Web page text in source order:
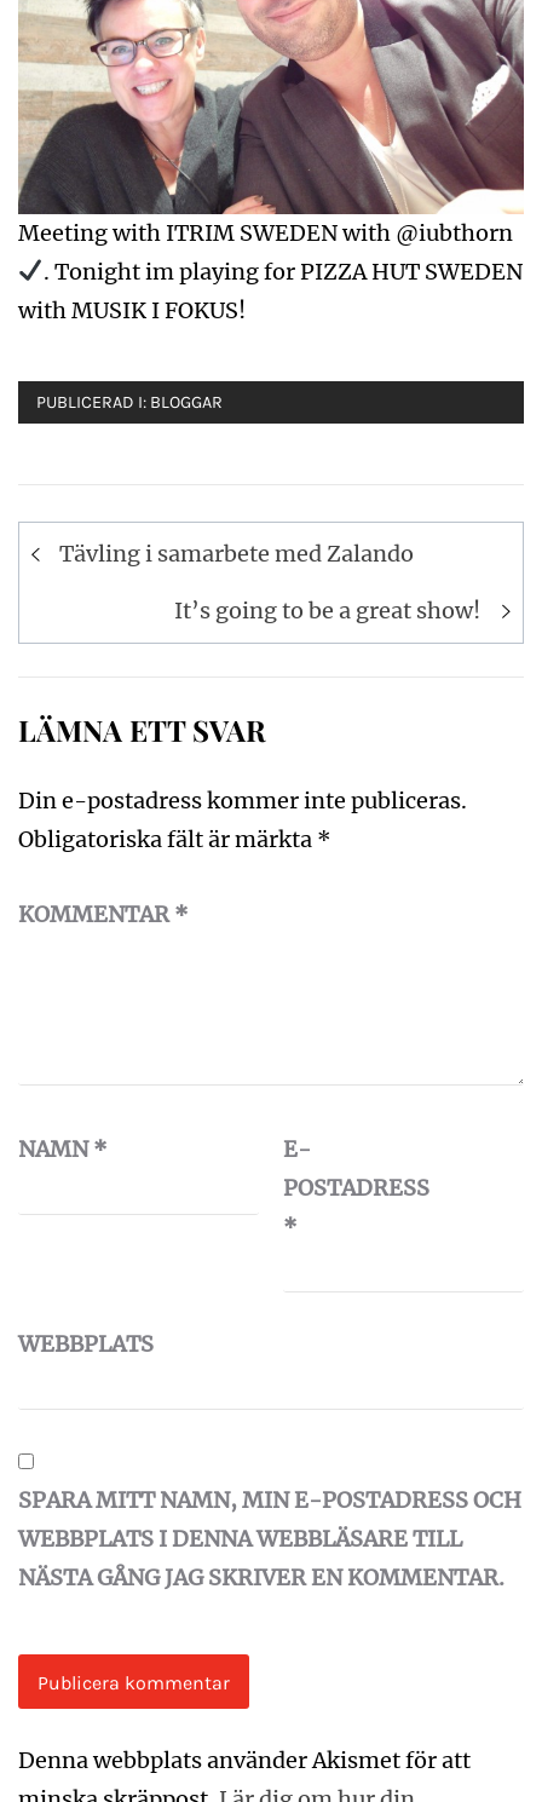
Meeting with ITRIM SWEDEN with @iubthorn
. Tonight im playing for PIZZA HUT SWEDEN
with MUSIK I FOKUS!
PUBLICERAD I: BLOGGAR
Inläggsnavigering
Tävling i samarbete med Zalando
It’s going to be a great show!
LÄMNA ETT SVAR
Din e-postadress kommer inte publiceras.
Obligatoriska fält är märkta *
KOMMENTAR*
NAMN*
E-
POSTADRESS
*
WEBBPLATS
SPARA MITT NAMN, MIN E-POSTADRESS OCH
WEBBPLATS I DENNA WEBBLÄSARE TILL
NÄSTA GÅNG JAG SKRIVER EN KOMMENTAR.
Denna webbplats använder Akismet för att